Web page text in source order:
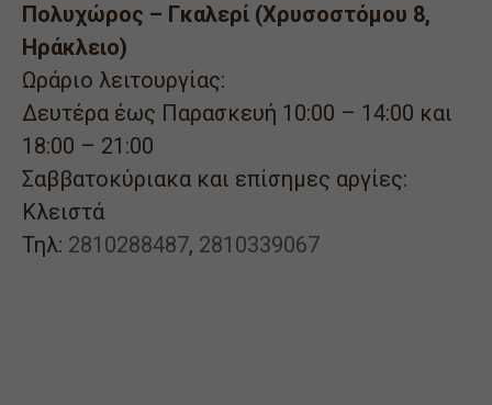
Πολυχώρος – Γκαλερί (Χρυσοστόμου 8,
Ηράκλειο)
Ωράριο λειτουργίας:
Δευτέρα έως Παρασκευή 10:00 – 14:00 και
18:00 – 21:00
Σαββατοκύριακα και επίσημες αργίες:
Κλειστά
Τηλ: 2810288487, 2810339067